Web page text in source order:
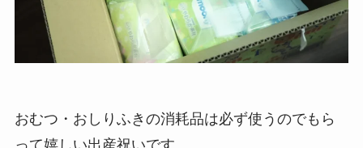
おむつ・おしりふきの消耗品は必ず使うのでもら